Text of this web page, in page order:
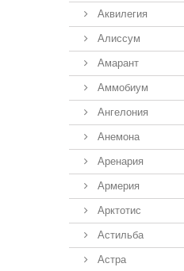
Аквилегия
Алиссум
Амарант
Аммобиум
Ангелония
Анемона
Аренария
Армерия
Арктотис
Астильба
Астра